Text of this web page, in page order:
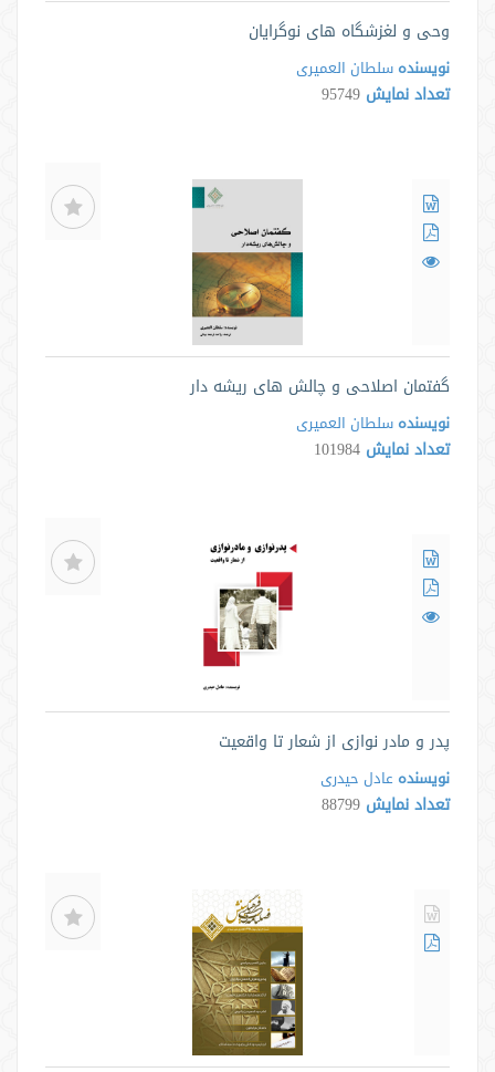
وحی و لغزشگاه های نوگرایان
نویسنده سلطان العمیری
تعداد نمایش 95749
گفتمان اصلاحی و چالش های ریشه دار
نویسنده سلطان العمیری
تعداد نمایش 101984
پدر و مادر نوازی از شعار تا واقعیت
نویسنده عادل حیدری
تعداد نمایش 88799